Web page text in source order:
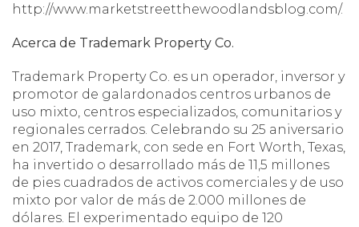
http://www.marketstreetthewoodlandsblog.com/.
Acerca de Trademark Property Co.
Trademark Property Co. es un operador, inversor y
promotor de galardonados centros urbanos de
uso mixto, centros especializados, comunitarios y
regionales cerrados. Celebrando su 25 aniversario
en 2017, Trademark, con sede en Fort Worth, Texas,
ha invertido o desarrollado más de 11,5 millones
de pies cuadrados de activos comerciales y de uso
mixto por valor de más de 2.000 millones de
dólares. El experimentado equipo de 120